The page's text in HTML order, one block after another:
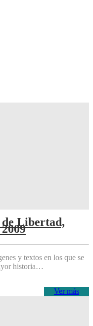
de Libertad,
y textos en los que se
historia…
Ver más